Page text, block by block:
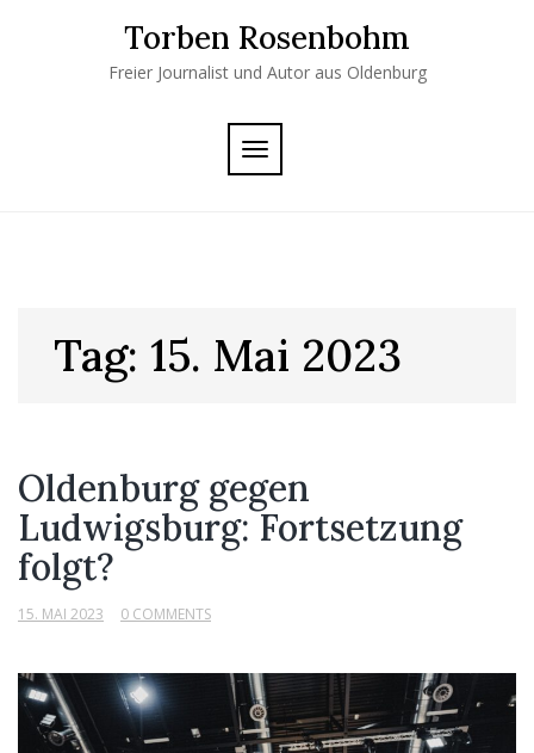
Torben Rosenbohm
Freier Journalist und Autor aus Oldenburg
TOGGLE
NAVIGATION
Tag: 15. Mai 2023
Oldenburg gegen
Ludwigsburg: Fortsetzung
folgt?
15. MAI 2023 0 COMMENTS